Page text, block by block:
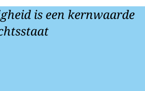
is een kernwaarde